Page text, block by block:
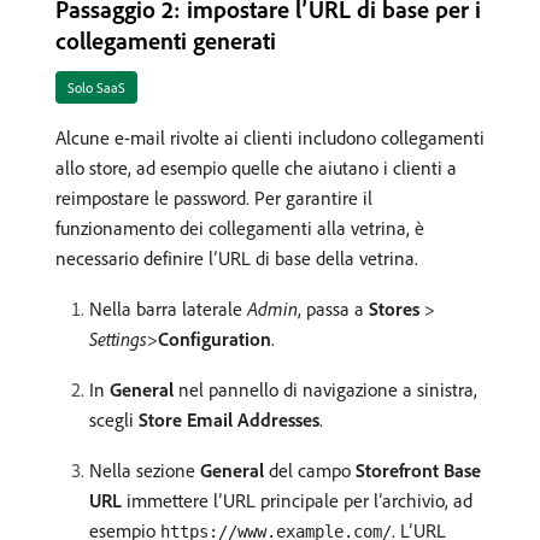
Passaggio 2: impostare l’URL di base per i
collegamenti generati
Solo SaaS
Alcune e-mail rivolte ai clienti includono collegamenti
allo store, ad esempio quelle che aiutano i clienti a
reimpostare le password. Per garantire il
funzionamento dei collegamenti alla vetrina, è
necessario definire l’URL di base della vetrina.
Nella barra lateraleAdmin, passa a Stores >
Settings>Configuration.
In General nel pannello di navigazione a sinistra,
scegli Store Email Addresses.
Nella sezione General del campo Storefront Base
URL immettere l’URL principale per l’archivio, ad
esempio https://www.example.com/. L’URL